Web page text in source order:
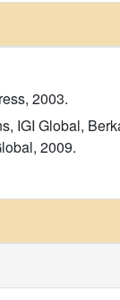
2003.
IGI Global,
2009.